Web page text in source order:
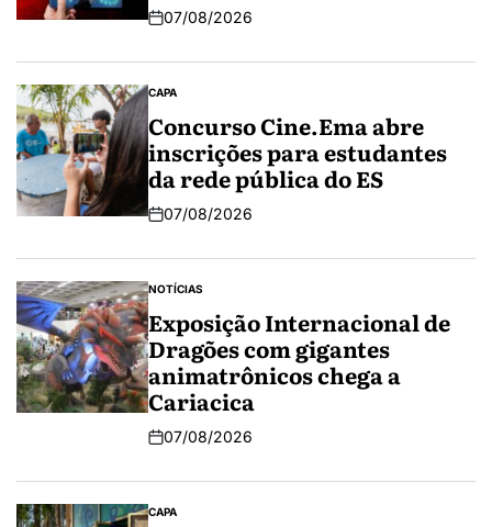
07/08/2026
CAPA
Concurso Cine.Ema abre
inscrições para estudantes
da rede pública do ES
07/08/2026
NOTÍCIAS
Exposição Internacional de
Dragões com gigantes
animatrônicos chega a
Cariacica
07/08/2026
CAPA